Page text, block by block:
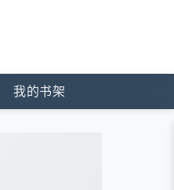
我的书架